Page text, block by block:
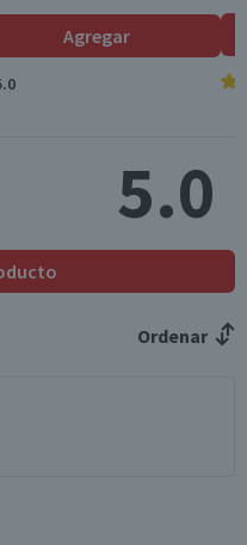
12,5
(8400 kj / 2000 kcal)
Agregar
5.0
Ordenar